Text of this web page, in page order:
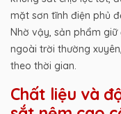
mặt sơn tĩnh điện phủ
Nhờ vậy, sản phẩm
ngoài trời thường
theo thời gian.
Chất liệu và